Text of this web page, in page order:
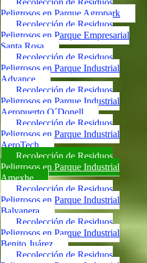
Recolección de Residuos
Peligrosos en Parque Agropark
Recolección de Residuos
Peligrosos en Parque Empresarial
Santa Rosa
Recolección de Residuos
Peligrosos en Parque Industrial
Advance
Recolección de Residuos
Peligrosos en Parque Industrial
Aeropuerto O´Donell
Recolección de Residuos
Peligrosos en Parque Industrial
AeroTech
Recolección de Residuos
Peligrosos en Parque Industrial
Amexhe
Recolección de Residuos
Peligrosos en Parque Industrial
Balvanera
Recolección de Residuos
Peligrosos en Parque Industrial
Benito Juárez
Recolección de Residuos